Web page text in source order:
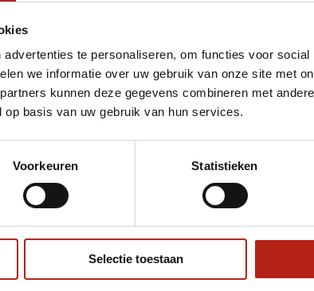
te personaliseren, om functies voor
we informatie over uw gebruik van onze site met
kunnen deze gegevens combineren met
basis van uw gebruik van hun services.
Voorkeuren Statistieken
Selectie toestaan
Eenvoudig ruilen of retour
Volg ons